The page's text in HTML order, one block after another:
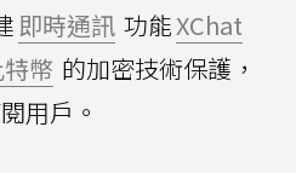
即時通訊 功能XChat
特幣 的加密技術保護，
用戶。